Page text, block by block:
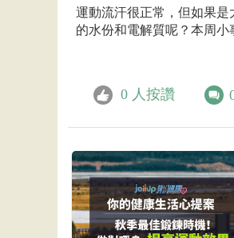
運動流汗很正常，但如果
的水份和電解質呢？本周小
0 人按讚